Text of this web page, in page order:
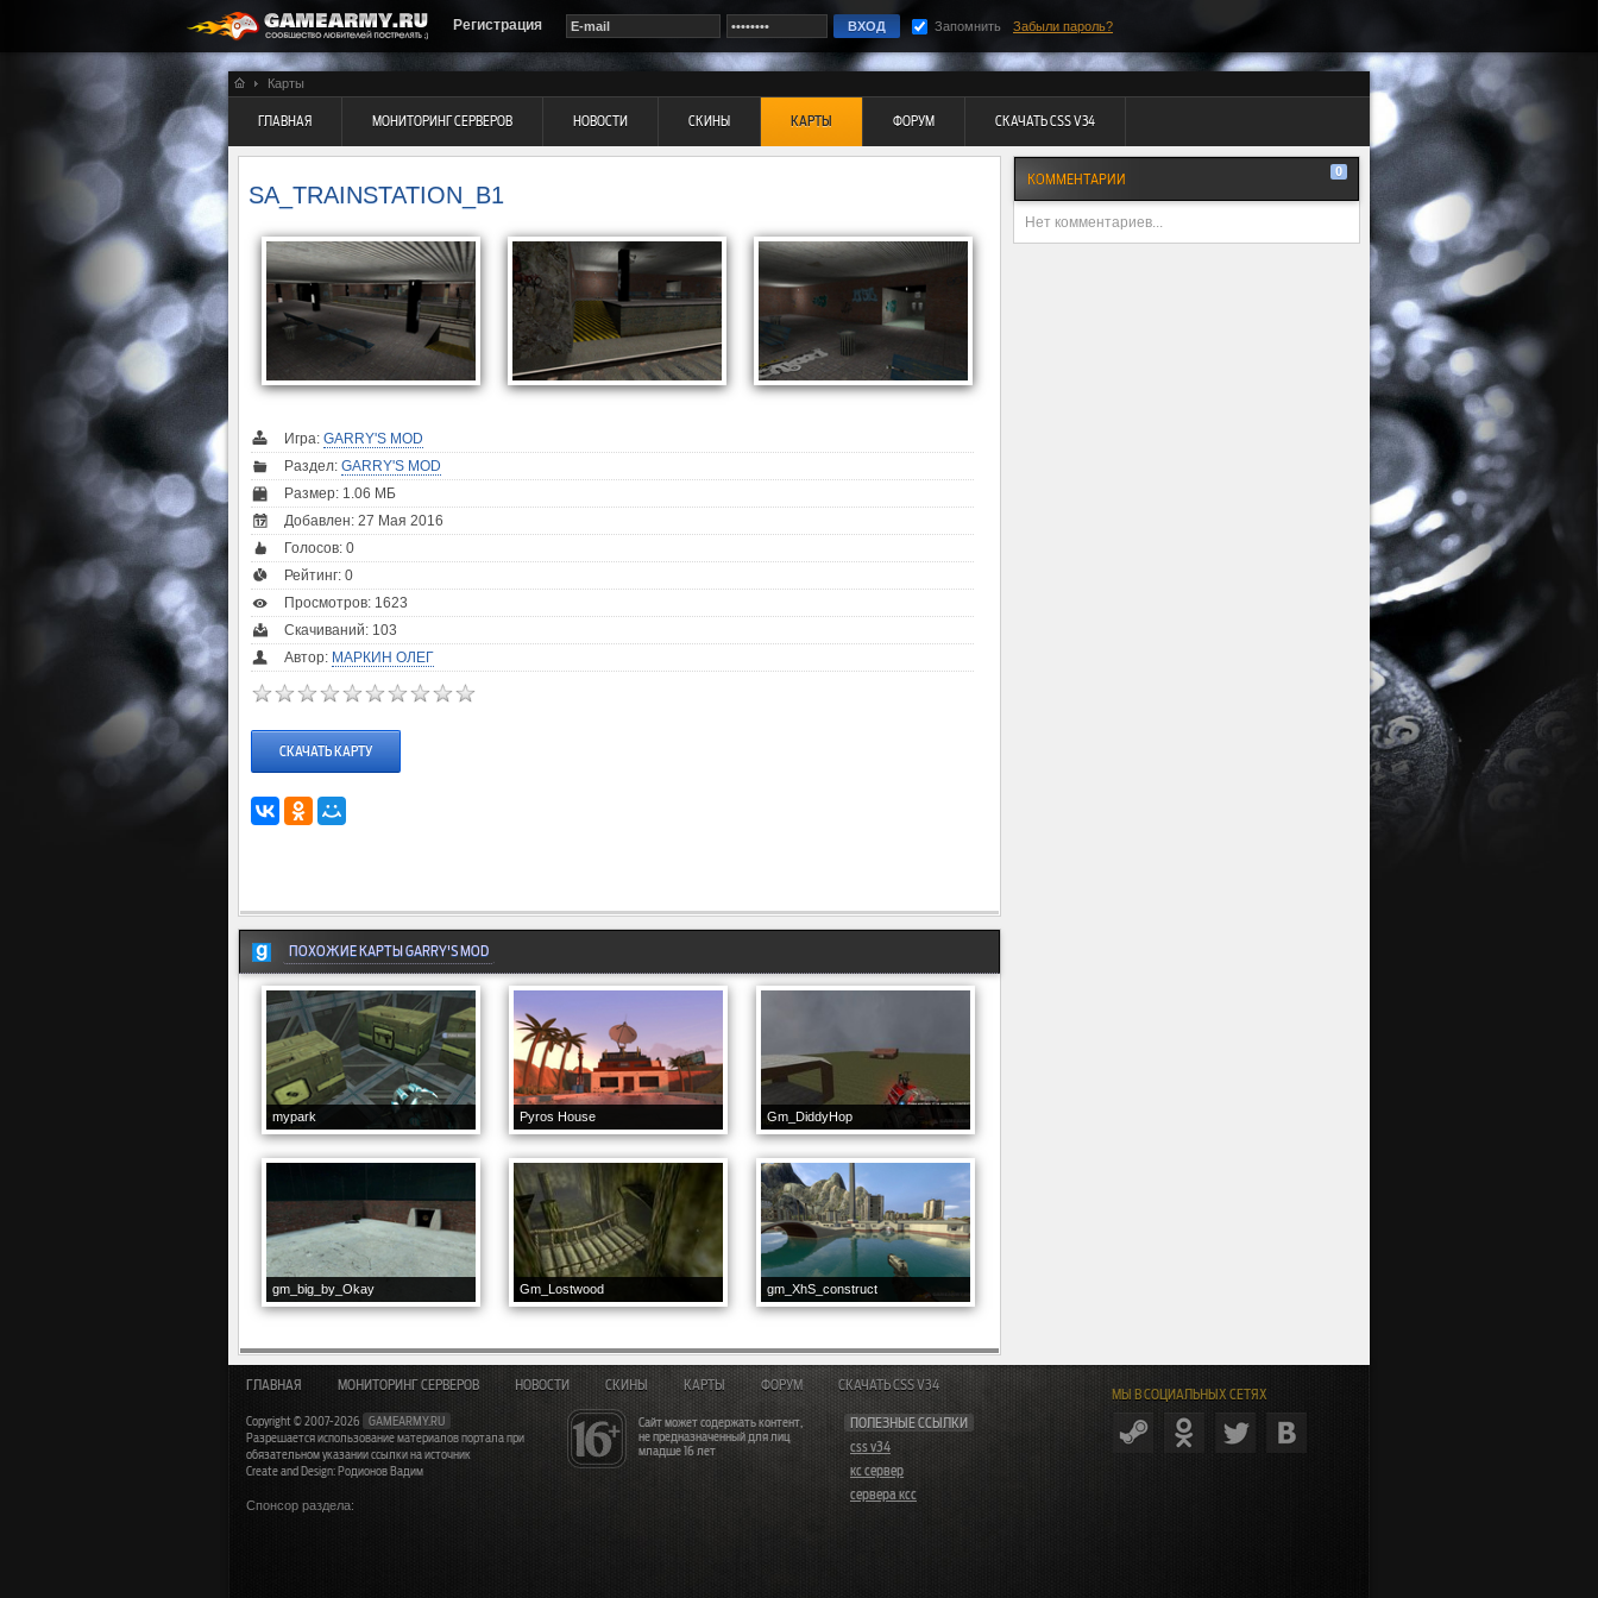
Регистрация Запомнить Забыли пароль?
Карты
ГЛАВНАЯ МОНИТОРИНГ СЕРВЕРОВ НОВОСТИ СКИНЫ КАРТЫ ФОРУМ СКАЧАТЬ CSS V34
SA_TRAINSTATION_B1
Игра: GARRY'S MOD
Раздел: GARRY'S MOD
Размер: 1.06 МБ
Добавлен: 27 Мая 2016
Голосов: 0
Рейтинг: 0
Просмотров: 1623
Скачиваний: 103
Автор: МАРКИН ОЛЕГ
СКАЧАТЬ КАРТУ
ПОХОЖИЕ КАРТЫ GARRY'S MOD
mypark Pyros House Gm_DiddyHop
gm_big_by_Okay Gm_Lostwood gm_XhS_construct
КОММЕНТАРИИ 0
Нет комментариев...
МЫ В СОЦИАЛЬНЫХ СЕТЯХ
Сайт может содержать контент,
не предназначенный для лиц
младше 16 лет
ПОЛЕЗНЫЕ ССЫЛКИ
css v34
кс сервер
сервера ксс
ГЛАВНАЯ МОНИТОРИНГ СЕРВЕРОВ НОВОСТИ СКИНЫ КАРТЫ ФОРУМ СКАЧАТЬ CSS V34
Copyright © 2007-2026
GAMEARMY.RU
Разрешается использование материалов портала при
обязательном указании ссылки на источник
Create and Design: Родионов Вадим
Спонсор раздела: